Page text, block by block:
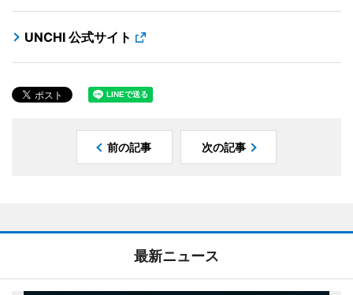
UNCHI 公式サイト
前の記事 次の記事
最新ニュース